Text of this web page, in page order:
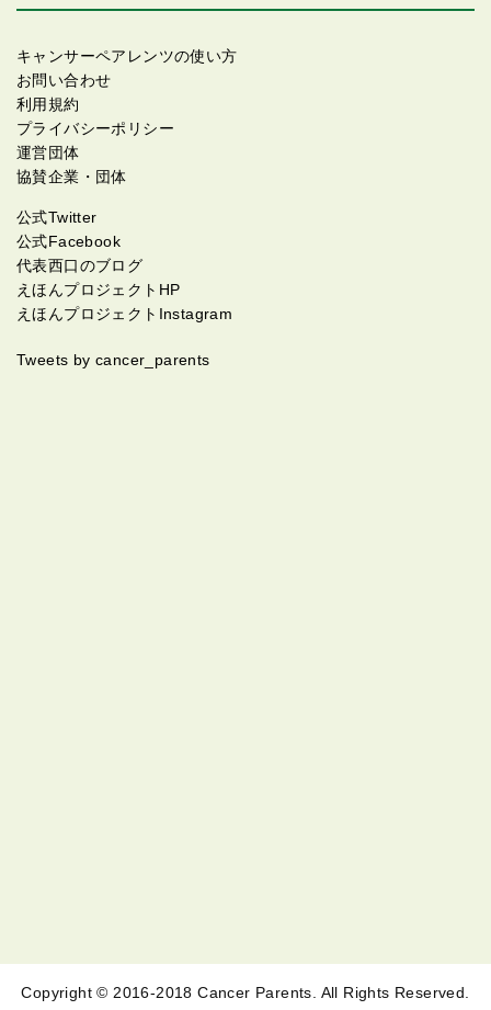
キャンサーペアレンツの使い方
お問い合わせ
利用規約
プライバシーポリシー
運営団体
協賛企業・団体
公式Twitter
公式Facebook
代表西口のブログ
えほんプロジェクトHP
えほんプロジェクトInstagram
Tweets by cancer_parents
Copyright © 2016-2018 Cancer Parents. All Rights Reserved.